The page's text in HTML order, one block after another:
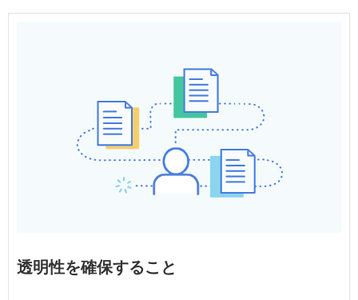
透明性を確保すること